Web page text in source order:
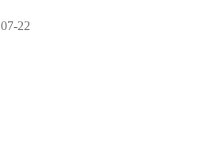
07-22